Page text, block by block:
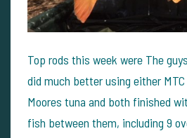
Top rods this week were The
did much better using either
Moores tuna and both finished
fish between them, including 9